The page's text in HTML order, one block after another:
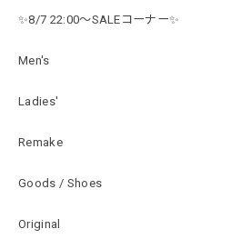
✨8/7 22:00～SALEコーナー✨
Men's
Ladies'
Remake
Goods / Shoes
Original
サイズ
ィースL～XL相当